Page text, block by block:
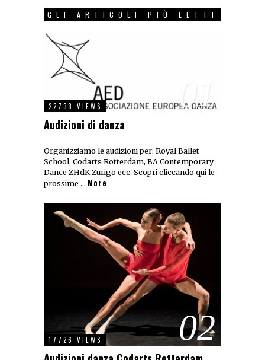
GLI ARTICOLI PIÙ LETTI
01
22738 VIEWS
Audizioni di danza
Organizziamo le audizioni per: Royal Ballet
School, Codarts Rotterdam, BA Contemporary
Dance ZHdK Zurigo ecc. Scopri cliccando qui le
prossime … More
02
17726 VIEWS